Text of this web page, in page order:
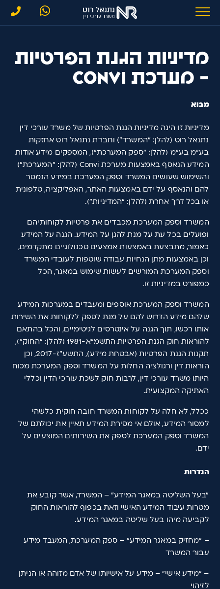
מדיניות הגנת הפרטיות
- מערכת Convi
מבוא
מדיניות זו הינה מדיניות הגנת הפרטיות של משרד עורכי דין
נתנאל רוט (להלן: "המשרד") וחברת נתנאל רוט אחזקות
בע"מ בע"מ (להלן: "ספק המערכת"), המספקים מידע אודות
המידע הנאסף באמצעות מערכת Convi (להלן: "המערכת")
והשימוש שעושים המשרד וספק המערכת במידע הנמסר
להם והנאסף על ידם באמצעות האתר, האפליקציה, טלפונית
או בכל דרך אחרת (להלן: "המדיניות").
המשרד וספק המערכת מכבדים את פרטיות לקוחותיהם
ופועלים בכל עת על מנת להגן על המידע. הגנה על המידע
כאמור, מתבצעת באמצעות אמצעים טכנולוגיים מתקדמים,
וכן באמצעות מתן הנחיות עבודה שוטפות לעובדי המשרד
וספק המערכת המורשים לעשות שימוש במאגר, הכל
כמפורט במדיניות זו.
המשרד וספק המערכת אוספים ומעבדים במערכות המידע
שלהם מידע הדרוש להם על מנת לספק ללקוחות את השירות
אותו רכשו, תוך הגנה על אינטרסים לגיטימיים, והכל בהתאם
להוראות חוק הגנת הפרטיות התשמ"א-1981 (להלן: "החוק"),
תקנות הגנת הפרטיות (אבטחת מידע), התשע"ז-2017, וכן
הוראות דין ורגולציה החלות על המשרד וספק המערכת מכוח
היותו משרד עורכי דין, לרבות חוק לשכת עורכי הדין וכללי
האתיקה המקצועית.
ככלל, לא חלה על לקוחות המשרד חובה חוקית כלשהי
למסור המידע, אולם אי מסירת המידע תאיין את יכולתם של
המשרד וספק המערכת לספק את השירותים המוצעים על
ידם.
הגדרות
"בעל השליטה במאגר המידע" – המשרד, אשר קובע את
מטרות עיבוד המידע האישי וזאת בכפוף להוראות החוק
לקביעה מיהו בעל שליטה במאגר המידע.
– "מחזיק במאגר המידע" – ספק המערכת, המעבד מידע
עבור המשרד
– "מידע אישי" – מידע על אישיותו של אדם מזוהה או הניתן
לזיהוי